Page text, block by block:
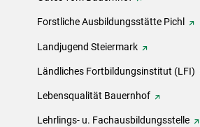
Forstliche Ausbildungsstätte Pichl
Landjugend Steiermark
Ländliches Fortbildungsinstitut (LFI)
Lebensqualität Bauernhof
Lehrlings- u. Fachausbildungsstelle